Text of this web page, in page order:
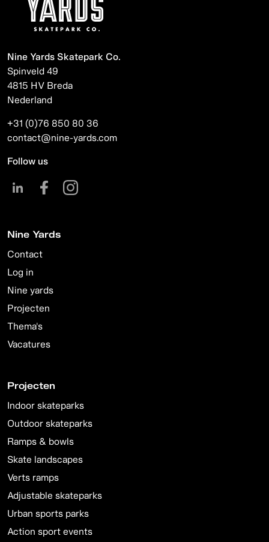
Nine Yards Skatepark Co.
Spinveld 49
4815 HV Breda
Nederland
+31 (0)76 850 80 36
contact@nine-yards.com
Follow us
Nine Yards
Contact
Log in
Nine yards
Projecten
Thema's
Vacatures
Projecten
Indoor skateparks
Outdoor skateparks
Ramps & bowls
Skate landscapes
Verts ramps
Adjustable skateparks
Urban sports parks
Action sport events